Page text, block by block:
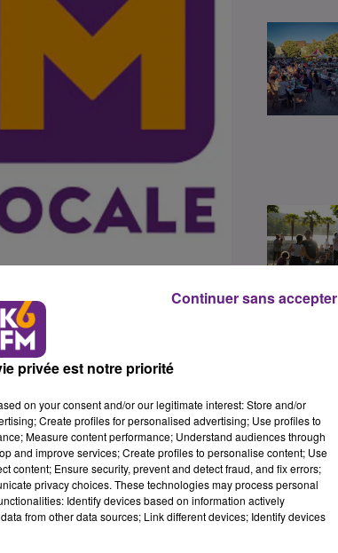
ans, l'entreprise dijonnaise de
des cartes par
consommer, avec un porte
l'int�gration du site
privée est notre priorité
on your consent and/or our legitimate interest: Store and/or
Create profiles for personalised advertising; Use profiles to
Measure content performance; Understand audiences through
and improve services; Create profiles to personalise content; Use
content; Ensure security, prevent and detect fraud, and fix errors;
privacy choices. These technologies may process personal
Identify devices based on information actively
from other data sources; Link different devices; Identify devices
Continuer sans accepter